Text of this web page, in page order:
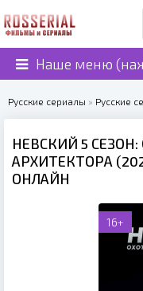
Наше меню
Русские сериалы » Русские
НЕВСКИЙ 5
АРХИТЕКТОРА
ОНЛАЙН
16+